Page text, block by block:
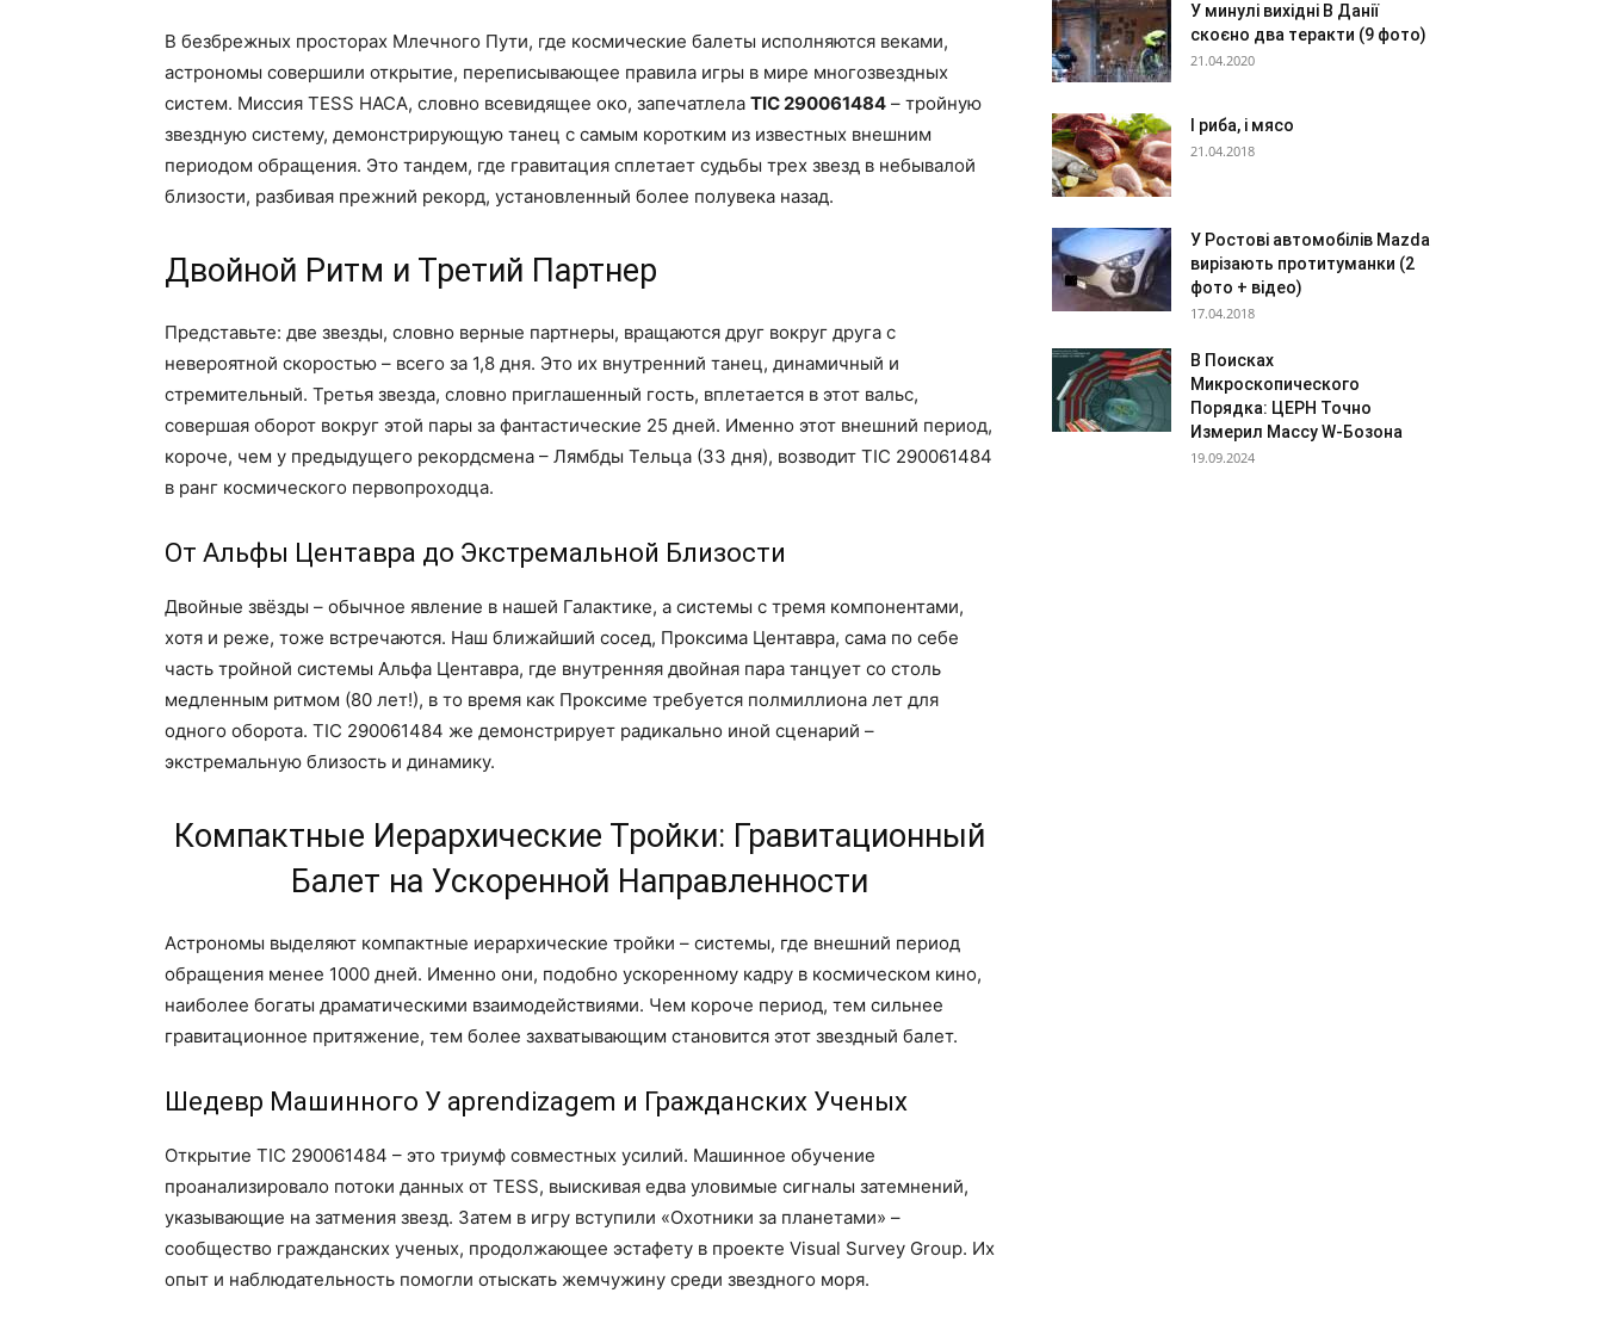
В безбрежных просторах Млечного Пути, где космические балеты исполняются веками,
астрономы совершили открытие, переписывающее правила игры в мире многозвездных
систем. Миссия TESS НАСА, словно всевидящее око, запечатлела TIC 290061484 – тройную
звездную систему, демонстрирующую танец с самым коротким из известных внешним
периодом обращения. Это тандем, где гравитация сплетает судьбы трех звезд в небывалой
близости, разбивая прежний рекорд, установленный более полувека назад.
Двойной Ритм и Третий Партнер
Представьте: две звезды, словно верные партнеры, вращаются друг вокруг друга с
невероятной скоростью – всего за 1,8 дня. Это их внутренний танец, динамичный и
стремительный. Третья звезда, словно приглашенный гость, вплетается в этот вальс,
совершая оборот вокруг этой пары за фантастические 25 дней. Именно этот внешний период,
короче, чем у предыдущего рекордсмена – Лямбды Тельца (33 дня), возводит TIC 290061484
в ранг космического первопроходца.
От Альфы Центавра до Экстремальной Близости
Двойные звёзды – обычное явление в нашей Галактике, а системы с тремя компонентами,
хотя и реже, тоже встречаются. Наш ближайший сосед, Проксима Центавра, сама по себе
часть тройной системы Альфа Центавра, где внутренняя двойная пара танцует со столь
медленным ритмом (80 лет!), в то время как Проксиме требуется полмиллиона лет для
одного оборота. TIC 290061484 же демонстрирует радикально иной сценарий –
экстремальную близость и динамику.
Компактные Иерархические Тройки: Гравитационный
Балет на Ускоренной Направленности
Астрономы выделяют компактные иерархические тройки – системы, где внешний период
обращения менее 1000 дней. Именно они, подобно ускоренному кадру в космическом кино,
наиболее богаты драматическими взаимодействиями. Чем короче период, тем сильнее
гравитационное притяжение, тем более захватывающим становится этот звездный балет.
Шедевр Машинного У aprendizagem и Гражданских Ученых
Открытие TIC 290061484 – это триумф совместных усилий. Машинное обучение
проанализировало потоки данных от TESS, выискивая едва уловимые сигналы затемнений,
указывающие на затмения звезд. Затем в игру вступили «Охотники за планетами» –
сообщество гражданских ученых, продолжающее эстафету в проекте Visual Survey Group. Их
опыт и наблюдательность помогли отыскать жемчужину среди звездного моря.
У минулі вихідні В Данії
скоєно два теракти (9 фото)
21.04.2020
І риба, і мясо
21.04.2018
У Ростові автомобілів Mazda
вирізають протитуманки (2
фото + відео)
17.04.2018
В Поисках
Микроскопического
Порядка: ЦЕРН Точно
Измерил Массу W-Бозона
19.09.2024